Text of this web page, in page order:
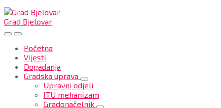
Grad Bjelovar
Početna
Vijesti
Događanja
Gradska uprava
Upravni odjeli
ITU mehanizam
Gradonačelnik